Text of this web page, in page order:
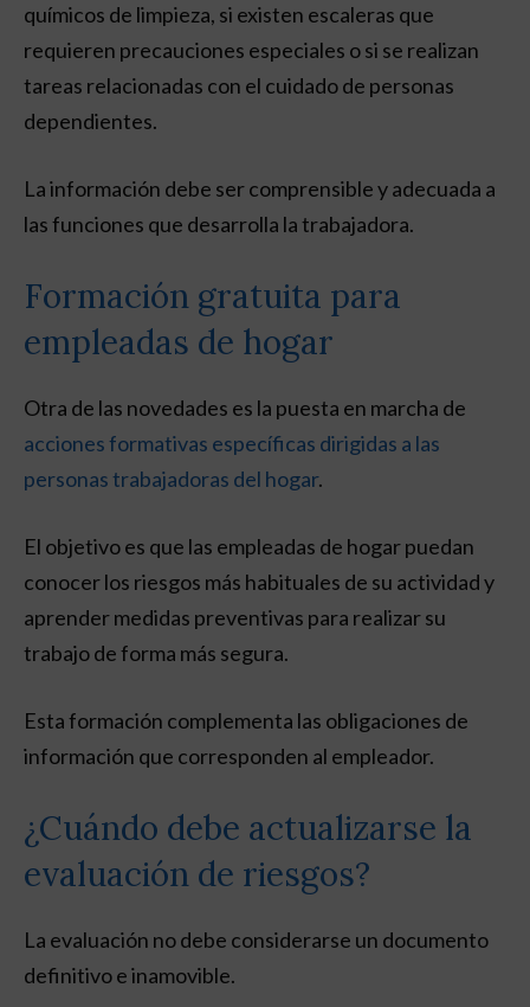
químicos de limpieza, si existen escaleras que
requieren precauciones especiales o si se realizan
tareas relacionadas con el cuidado de personas
dependientes.
La información debe ser comprensible y adecuada a
las funciones que desarrolla la trabajadora.
Formación gratuita para
empleadas de hogar
Otra de las novedades es la puesta en marcha de
acciones formativas específicas dirigidas a las
personas trabajadoras del hogar.
El objetivo es que las empleadas de hogar puedan
conocer los riesgos más habituales de su actividad y
aprender medidas preventivas para realizar su
trabajo de forma más segura.
Esta formación complementa las obligaciones de
información que corresponden al empleador.
¿Cuándo debe actualizarse la
evaluación de riesgos?
La evaluación no debe considerarse un documento
definitivo e inamovible.